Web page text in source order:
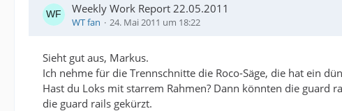
Weekly Work Report 22.05.2011
WT fan 24. Mai 2011 um 18:22
Sieht gut aus, Markus.
Ich nehme für die Trennschnitte die Roco-Säge, die hat ein
Hast du Loks mit starrem Rahmen? Dann könnten die guard
die guard rails gekürzt.